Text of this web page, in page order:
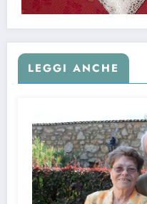
LEGGI ANCHE